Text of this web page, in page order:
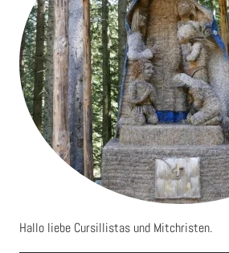
Hallo liebe Cursillistas und Mitchristen.